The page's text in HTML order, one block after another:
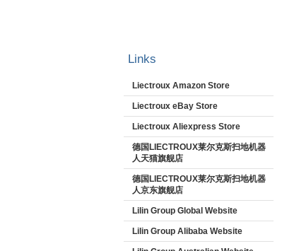
Links
Liectroux Amazon Store
Liectroux eBay Store
Liectroux Aliexpress Store
德国LIECTROUX莱尔克斯扫地机器
人天猫旗舰店
德国LIECTROUX莱尔克斯扫地机器
人京东旗舰店
Lilin Group Global Website
Lilin Group Alibaba Website